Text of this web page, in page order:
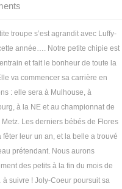
troupe s’est agrandit avec Luffy-
année…. Notre petite chipie est
et fait le bonheur de toute la
va commencer sa carrière en
: elle sera à Mulhouse, à
à la NE et au championnat de
Metz. Les derniers bébés de Flores
fêter leur un an, et la belle a trouvé
prétendant. Nous aurons
des petits à la fin du mois de
suivre ! Joly-Coeur poursuit sa